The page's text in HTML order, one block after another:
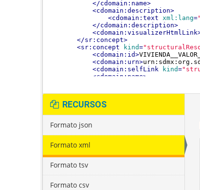
RECURSOS
Formato json
Formato xml
Formato tsv
Formato csv